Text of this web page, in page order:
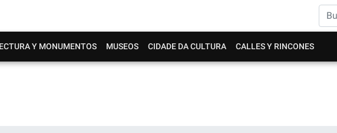
Y MONUMENTOS MUSEOS CIDADE DA CULTURA CALLES Y RINCONES